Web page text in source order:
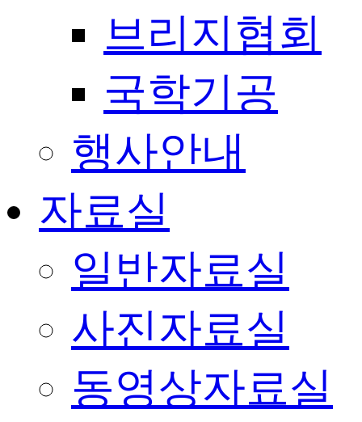
브리지협회
국학기공
행사안내
자료실
일반자료실
사진자료실
동영상자료실